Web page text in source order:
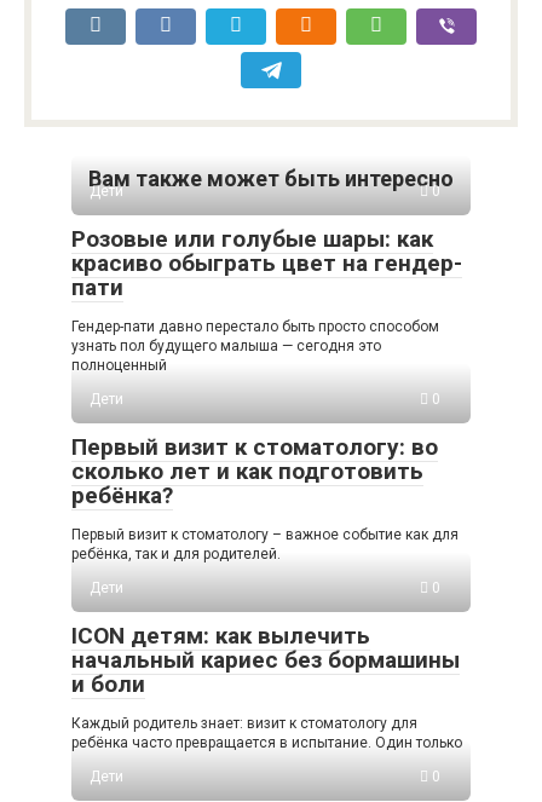
Вам также может быть интересно
Дети 0
Розовые или голубые шары: как
красиво обыграть цвет на гендер-
пати
Гендер-пати давно перестало быть просто способом
узнать пол будущего малыша — сегодня это
полноценный
Дети
0
Первый визит к стоматологу: во
сколько лет и как подготовить
ребёнка?
Первый визит к стоматологу – важное событие как для
ребёнка, так и для родителей.
Дети
0
ICON детям: как вылечить
начальный кариес без бормашины
и боли
Каждый родитель знает: визит к стоматологу для
ребёнка часто превращается в испытание. Один только
Дети
0